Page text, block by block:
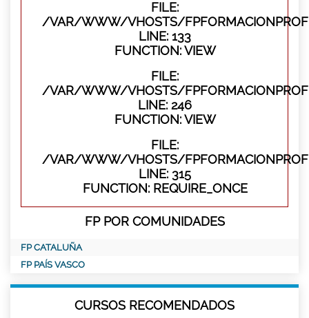
FILE:
/VAR/WWW/VHOSTS/
LINE: 133
FUNCTION: VIEW
FILE:
/VAR/WWW/VHOSTS/
LINE: 246
FUNCTION: VIEW
FILE:
/VAR/WWW/VHOSTS/
LINE: 315
FUNCTION: REQUIRE_ONCE
FP POR COMUNIDADES
FP CATALUÑA
FP PAÍS VASCO
CURSOS RECOMENDADOS